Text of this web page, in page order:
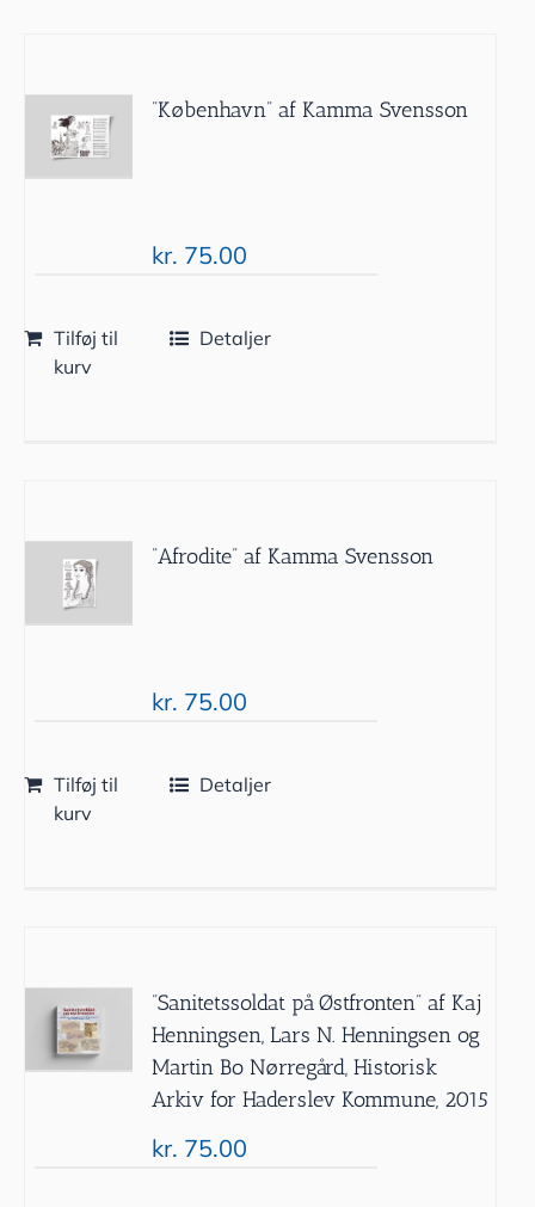
”København” af Kamma Svensson
kr. 75.00
Tilføj til
kurv
Detaljer
”Afrodite” af Kamma Svensson
kr. 75.00
Tilføj til
kurv
Detaljer
”Sanitetssoldat på Østfronten” af Kaj
Henningsen, Lars N. Henningsen og
Martin Bo Nørregård, Historisk
Arkiv for Haderslev Kommune, 2015
kr. 75.00